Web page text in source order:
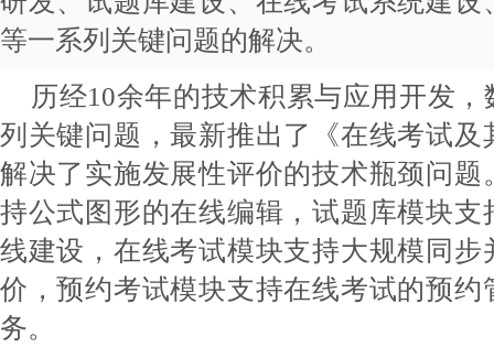
等一系列关键问题的解决。
历经10余年的技术积累与应用开发
列关键问题，最新推出了《在线考试
解决了实施发展性评价的技术瓶颈问
持公式图形的在线编辑，试题库模块
线建设，在线考试模块支持大规模同
价，预约考试模块支持在线考试的预
务。